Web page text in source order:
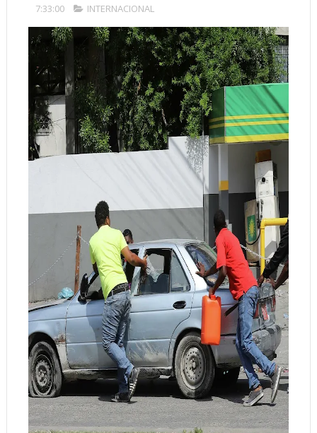
7:33:00 INTERNACIONAL